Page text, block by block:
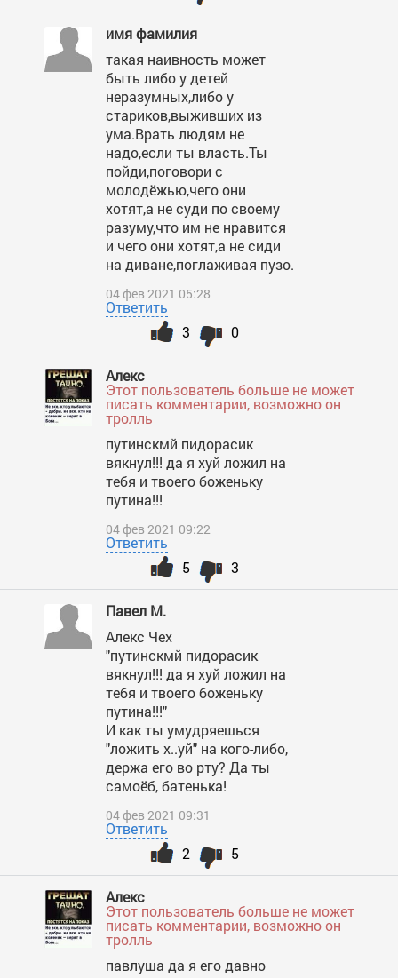
имя фамилия
такая наивность может
быть либо у детей
неразумных,либо у
стариков,выживших из
ума.Врать людям не
надо,если ты власть.Ты
пойди,поговори с
молодёжью,чего они
хотят,а не суди по своему
разуму,что им не нравится
и чего они хотят,а не сиди
на диване,поглаживая пузо.
04 фев 2021 05:28
Ответить
0
3
Алекс
Этот пользователь больше не может
писать комментарии, возможно он
тролль
путинскмй пидорасик
вякнул!!! да я хуй ложил на
тебя и твоего боженьку
путина!!!
04 фев 2021 09:22
Ответить
3
5
Павел М.
Алекс Чех
"путинскмй пидорасик
вякнул!!! да я хуй ложил на
тебя и твоего боженьку
путина!!!"
И как ты умудряешься
"ложить х..уй" на кого-либо,
держа его во рту? Да ты
самоёб, батенька!
04 фев 2021 09:31
Ответить
5
2
Алекс
Этот пользователь больше не может
писать комментарии, возможно он
тролль
павлуша да я его давно